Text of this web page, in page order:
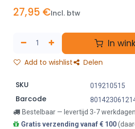
27,95 €Incl. btw
In
Add to wishlist Delen
SKU 019210515
Barcode
Bestelbaar — levertijd 3-7 werkdagen
Gratis verzending vanaf € 100